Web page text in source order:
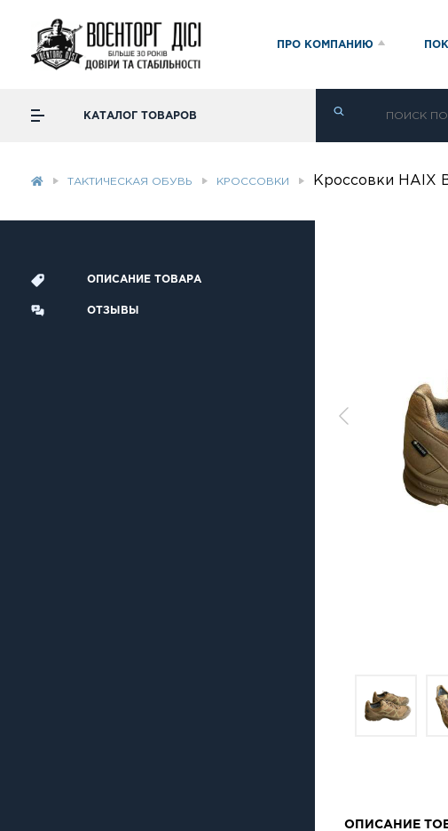
ПРО КОМПАНИЮ
КАТАЛОГ ТОВАРОВ
ТАКТИЧЕСКАЯ ОБУВЬ КРОССОВКИ Кроссовки HAIX
ОПИСАНИЕ ТОВАРА
ОТЗЫВЫ
ОПИСАНИЕ